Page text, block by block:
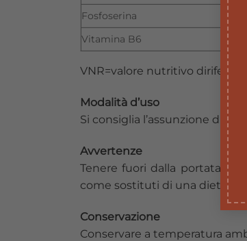
Fosfoserina
Vitamina B6
VNR=valore nutritivo
Modalità d’uso
Si consiglia l’assunzione di 1
Avvertenze
Tenere fuori dalla portata
come sostituti di una
Conservazione
Conservare a temperatura